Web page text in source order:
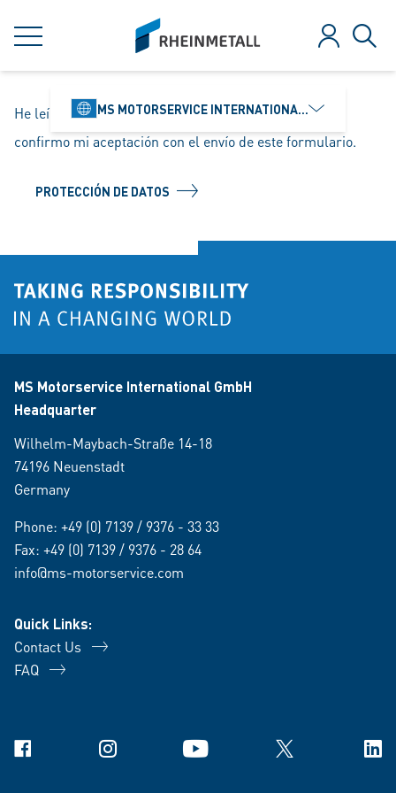
MENU
siteLogo
Log in
MS MOTORSERVICE INTERNATIONAL GMBH
He leído las disposiciones de protección de datos y
confirmo mi aceptación con el envío de este formulario.
PROTECCIÓN DE DATOS
MS Motorservice International GmbH
Headquarter
Wilhelm-Maybach-Straße 14-18
74196 Neuenstadt
Germany
Phone: +49 (0) 7139 / 9376 - 33 33
Fax: +49 (0) 7139 / 9376 - 28 64
info@ms-motorservice.com
Quick Links:
Contact Us
FAQ
Facebook Instagram YouTube X